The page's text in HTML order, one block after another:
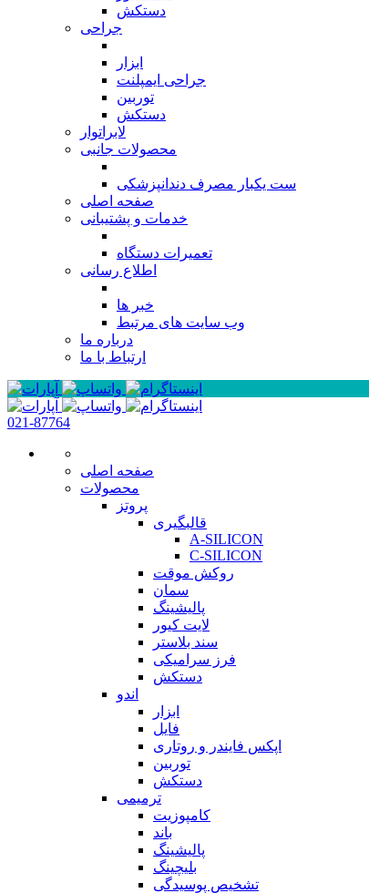
دستکش
جراحی
ابزار
جراحی ایمپلنت
توربین
دستکش
لابراتوار
محصولات جانبی
ست یکبار مصرف دندانپزشکی
صفحه اصلی
خدمات و پشتیبانی
تعمیرات دستگاه
اطلاع رسانی
خبر ها
وب سایت های مرتبط
درباره ما
ارتباط با ما
021-87764
صفحه اصلی
محصولات
پروتز
قالبگیری
A-SILICON
C-SILICON
روکش موقت
سمان
پالیشینگ
لایت کیور
سند بلاستر
فرز سرامیکی
دستکش
اندو
ابزار
فایل
اپکس فایندر و روتاری
توربین
دستکش
ترمیمی
کامپوزیت
باند
پالیشینگ
بلیچینگ
تشخیص پوسیدگی